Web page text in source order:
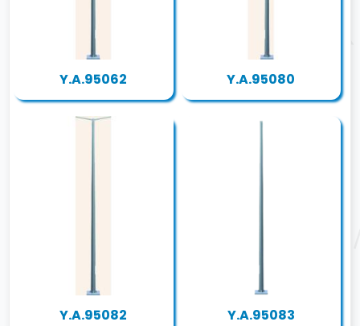
Y.A.95062 Y.A.95080
Y.A.95082 Y.A.95083